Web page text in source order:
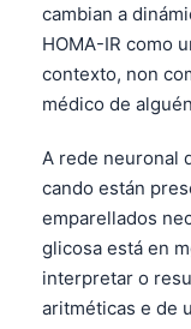
cambian a
HOMA-IR como
contexto, non
médico de
A rede neuronal
cando están
emparellados
glicosa está en
interpretar o
aritméticas e de